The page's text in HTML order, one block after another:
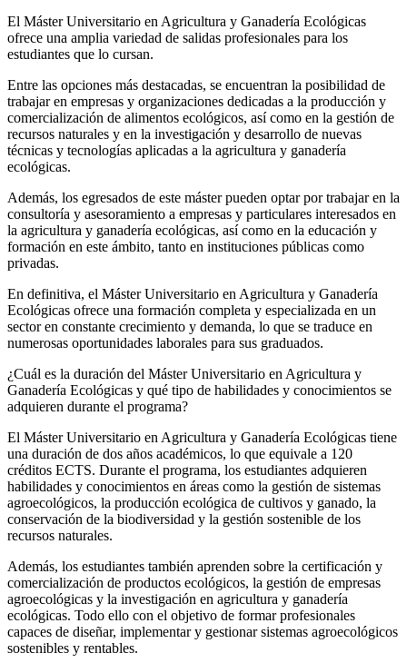
El Máster Universitario en Agricultura y Ganadería Ecológicas
ofrece una amplia variedad de salidas profesionales para los
estudiantes que lo cursan.
Entre las opciones más destacadas, se encuentran la posibilidad de
trabajar en empresas y organizaciones dedicadas a la producción y
comercialización de alimentos ecológicos, así como en la gestión de
recursos naturales y en la investigación y desarrollo de nuevas
técnicas y tecnologías aplicadas a la agricultura y ganadería
ecológicas.
Además, los egresados de este máster pueden optar por trabajar en la
consultoría y asesoramiento a empresas y particulares interesados en
la agricultura y ganadería ecológicas, así como en la educación y
formación en este ámbito, tanto en instituciones públicas como
privadas.
En definitiva, el Máster Universitario en Agricultura y Ganadería
Ecológicas ofrece una formación completa y especializada en un
sector en constante crecimiento y demanda, lo que se traduce en
numerosas oportunidades laborales para sus graduados.
¿Cuál es la duración del Máster Universitario en Agricultura y
Ganadería Ecológicas y qué tipo de habilidades y conocimientos se
adquieren durante el programa?
El Máster Universitario en Agricultura y Ganadería Ecológicas tiene
una duración de dos años académicos, lo que equivale a 120
créditos ECTS. Durante el programa, los estudiantes adquieren
habilidades y conocimientos en áreas como la gestión de sistemas
agroecológicos, la producción ecológica de cultivos y ganado, la
conservación de la biodiversidad y la gestión sostenible de los
recursos naturales.
Además, los estudiantes también aprenden sobre la certificación y
comercialización de productos ecológicos, la gestión de empresas
agroecológicas y la investigación en agricultura y ganadería
ecológicas. Todo ello con el objetivo de formar profesionales
capaces de diseñar, implementar y gestionar sistemas agroecológicos
sostenibles y rentables.